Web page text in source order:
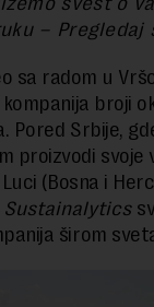
– Pregledaj
sa radom u
kompanija broji
Pored Srbije,
proizvodi
(Bosna i
Sustainalytics
širom